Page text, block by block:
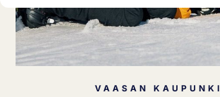
VAASAN KAUPUNKI